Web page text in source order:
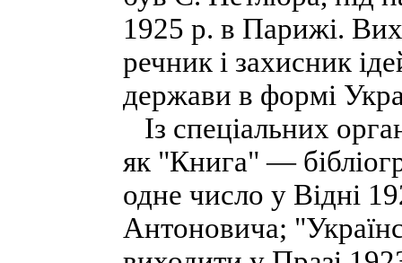
1925 р. в Парижі.
речник і захисник
держави в формі
Із спеціальних
як "Книга" —
одне число у Відні
Антоновича;